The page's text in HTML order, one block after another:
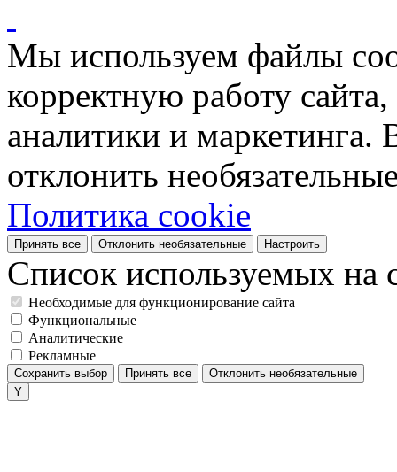
Мы используем файлы
корректную работу
аналитики и
отклонить
Политика cookie
Принять все Отклонить необязательные Настроить
Список используемых на
Необходимые для функционирование сайта
Функциональные
Аналитические
Рекламные
Сохранить выбор Принять все Отклонить необязательные